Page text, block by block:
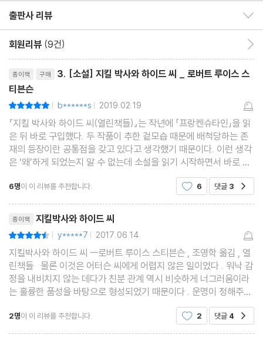
출판사 리뷰
회원리뷰 (9건)
종이책 구매
3. [소설] 지킬 박사와 하이드 씨 _ 로버트 루이스 스
티븐슨
| b******s | 2019.02.19
『지킬 박사와 하이드 씨(열린책들)』는 작년에 「프랑켄슈타인」을 읽
은 뒤 바로 구입했다. 두 작품이 추한 겉모습 때문에 배척당하는 존
재의 등장이란 공통점을 갖고 있다고 생각했기 때문이다. 이런 생각
은 ‘왜’하게 되었는지 알 수 없는데 소설을 읽기 시작하면서 바로 내
가 또 착각했다는 사실을 깨달았다. 최근에 혼자서 헛다리짚는 경우
가 몇 차례 있어서 정말, 진심으로 깜짝
6명이 이 리뷰를 추천합니다. 6 댓글 3
종이책 지킬박사와 하이드 씨
| y*****7 | 2017.06.14
지킬박사와 하이드 씨 ㅡ로버트 루이스 스티븐슨 , 조영학 옮김 , 열
린책들 물론 이것은 어터슨 씨에게 어렵지 않은 일이었다 . 워낙 감
정을 내비치지 않는 데다가 친분 관계 역시 비슷하게 너그러움이라
는 훌륭한 품성을 바탕으로 형성되었기 때문이다 . 운명이 정해주는
대로 친구들을 받아들이는 건 소심한 사람들의 특징인데 , 이 변호사
가 바로 그랬다 . 그의 친구들은 친척 아니
2명이 이 리뷰를 추천합니다. 2 댓글 4